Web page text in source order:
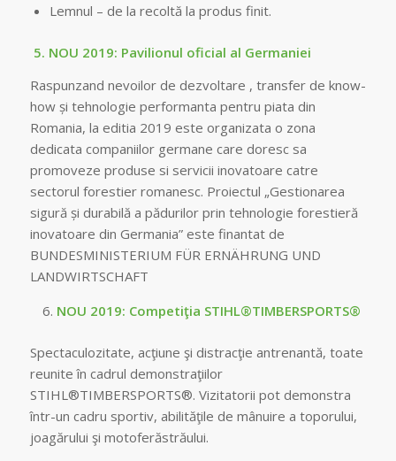
Lemnul – de la recoltă la produs finit.
5. NOU 2019: Pavilionul oficial al Germaniei
Raspunzand nevoilor de dezvoltare , transfer de know-
how și tehnologie performanta pentru piata din
Romania, la editia 2019 este organizata o zona
dedicata companiilor germane care doresc sa
promoveze produse si servicii inovatoare catre
sectorul forestier romanesc. Proiectul „Gestionarea
sigură și durabilă a pădurilor prin tehnologie forestieră
inovatoare din Germania” este finantat de
BUNDESMINISTERIUM FÜR ERNÄHRUNG UND
LANDWIRTSCHAFT
NOU 2019: Competiţia STIHL®TIMBERSPORTS®
Spectaculozitate, acţiune şi distracţie antrenantă, toate
reunite în cadrul demonstraţiilor
STIHL®TIMBERSPORTS®. Vizitatorii pot demonstra
într-un cadru sportiv, abilităţile de mânuire a toporului,
joagărului şi motoferăstrăului.